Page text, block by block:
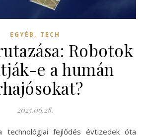
EGYÉB , TECH
Robotok
e a humán
2025.06.28.